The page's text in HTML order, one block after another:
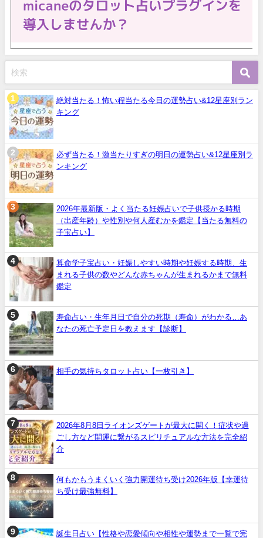
絶対当たる！怖い程当たる今日の運勢占い&12星座別ラン
キング
必ず当たる！激当たりすぎの明日の運勢占い&12星座別ラ
ンキング
2026年最新版・よく当たる妊娠占いで子供授かる時期
（出産年齢）や性別や何人産むかを鑑定【当たる無料の
子宝占い】
算命学子宝占い・妊娠しやすい時期や妊娠する時期、生
まれる子供の数やどんな赤ちゃんが生まれるかまで無料
鑑定
寿命占い・生年月日で自分の死期（寿命）がわかる…あ
なたの死亡予定日を教えます【診断】
相手の気持ちタロット占い【一枚引き】
2026年8月8日ライオンズゲートが最大に開く！症状や過
ごし方など開運に繋がるスピリチュアルな方法を完全紹
介
何もかもうまくいく強力開運待ち受け2026年版【幸運待
ち受け最強無料】
誕生日占い【性格や恋愛傾向や相性や運勢まで一覧で完